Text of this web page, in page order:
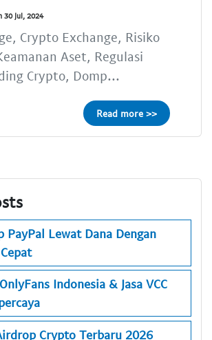
30 Jul, 2024
Crypto Exchange, Risiko
Aset, Regulasi
Crypto, Domp...
Read more >>
PayPal Lewat Dana Dengan
Indonesia & Jasa VCC
Crypto Terbaru 2026